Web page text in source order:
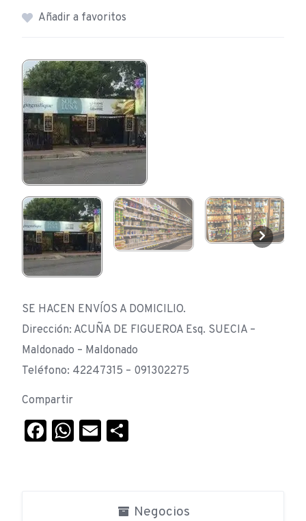
Añadir a favoritos
SE HACEN ENVÍOS A DOMICILIO.
Dirección: ACUÑA DE FIGUEROA Esq. SUECIA –
Maldonado – Maldonado
Teléfono: 42247315 – 091302275
Compartir
Facebook
WhatsApp
Email
Negocios